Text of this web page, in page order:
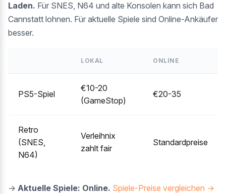
Laden. Für SNES, N64 und alte Konsolen kann sich Bad
Cannstatt lohnen. Für aktuelle Spiele sind Online-Ankäufer
besser.
LOKAL ONLINE
PS5-Spiel
€10-20
(GameStop)
€20-35
Retro
(SNES,
N64)
Verleihnix
zahlt fair
Standardpreise
→ Aktuelle Spiele: Online. Spiele-Preise vergleichen →